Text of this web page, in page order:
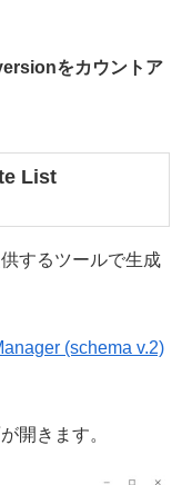
をカウントア
List
するツールで生成
(schema v.2)
開きます。